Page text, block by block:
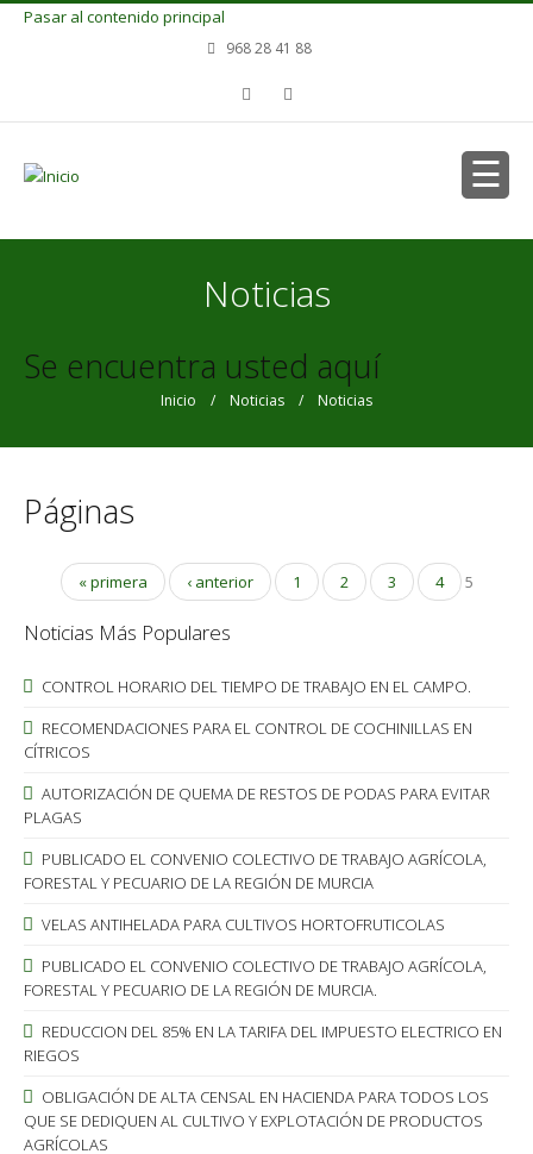
Pasar al contenido principal
968 28 41 88
Noticias
Se encuentra usted aquí
Inicio / Noticias / Noticias
Páginas
« primera ‹ anterior 1 2 3 4 5
Noticias Más Populares
CONTROL HORARIO DEL TIEMPO DE TRABAJO EN EL CAMPO.
RECOMENDACIONES PARA EL CONTROL DE COCHINILLAS EN
CÍTRICOS
AUTORIZACIÓN DE QUEMA DE RESTOS DE PODAS PARA EVITAR
PLAGAS
PUBLICADO EL CONVENIO COLECTIVO DE TRABAJO AGRÍCOLA,
FORESTAL Y PECUARIO DE LA REGIÓN DE MURCIA
VELAS ANTIHELADA PARA CULTIVOS HORTOFRUTICOLAS
PUBLICADO EL CONVENIO COLECTIVO DE TRABAJO AGRÍCOLA,
FORESTAL Y PECUARIO DE LA REGIÓN DE MURCIA.
REDUCCION DEL 85% EN LA TARIFA DEL IMPUESTO ELECTRICO EN
RIEGOS
OBLIGACIÓN DE ALTA CENSAL EN HACIENDA PARA TODOS LOS
QUE SE DEDIQUEN AL CULTIVO Y EXPLOTACIÓN DE PRODUCTOS
AGRÍCOLAS